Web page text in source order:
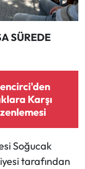
SÜREDE
Karşı
Soğucak
tarafından